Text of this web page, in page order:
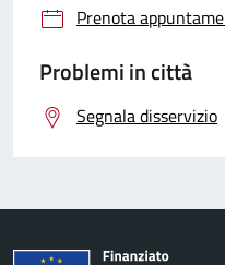
Prenota
Problemi in città
Segnala disservizio